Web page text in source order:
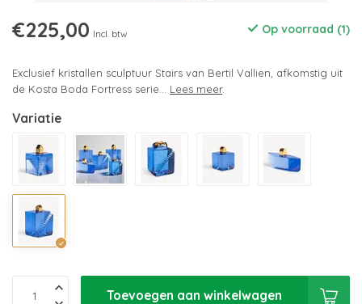
€225,00 Incl. btw Op voorraad (1)
Exclusief kristallen sculptuur Stairs van Bertil Vallien, afkomstig uit
de Kosta Boda Fortress serie... Lees meer.
Variatie
Toevoegen aan winkelwagen